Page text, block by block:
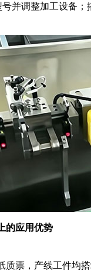
并调整加工设备
的应用优势
质票，产线工件均